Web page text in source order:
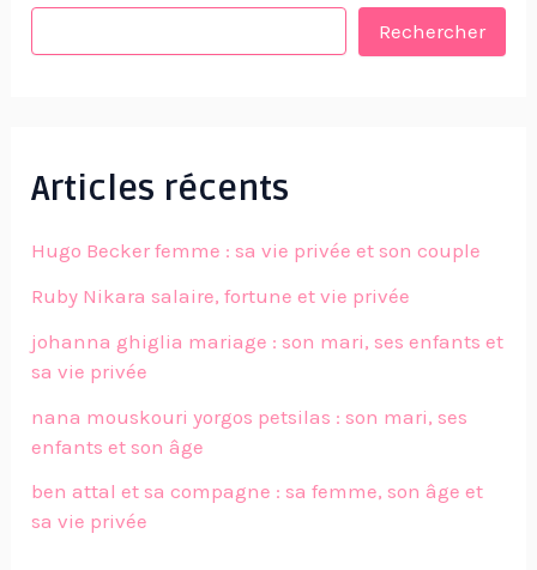
Rechercher
Articles récents
Hugo Becker femme : sa vie privée et son couple
Ruby Nikara salaire, fortune et vie privée
johanna ghiglia mariage : son mari, ses enfants et
sa vie privée
nana mouskouri yorgos petsilas : son mari, ses
enfants et son âge
ben attal et sa compagne : sa femme, son âge et
sa vie privée